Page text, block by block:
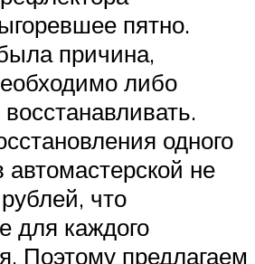
пятно.
причина,
либо
одного
не
что
для каждого
Поэтому предлагаем